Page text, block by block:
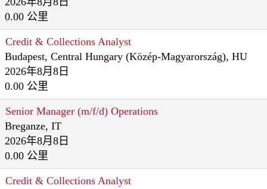
0.00 公里
Credit & Collections Analyst
Budapest, Central Hungary (Közép-Magyarország), HU
2026年8月8日
0.00 公里
Senior Manager (m/f/d) Operations
Breganze, IT
2026年8月8日
0.00 公里
Credit & Collections Analyst